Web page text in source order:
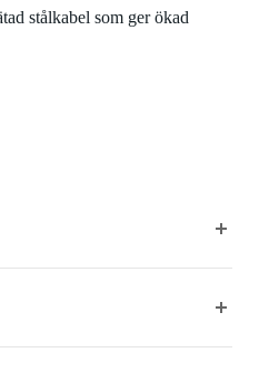
stålkabel som ger ökad
ger bra skydd mot låsning